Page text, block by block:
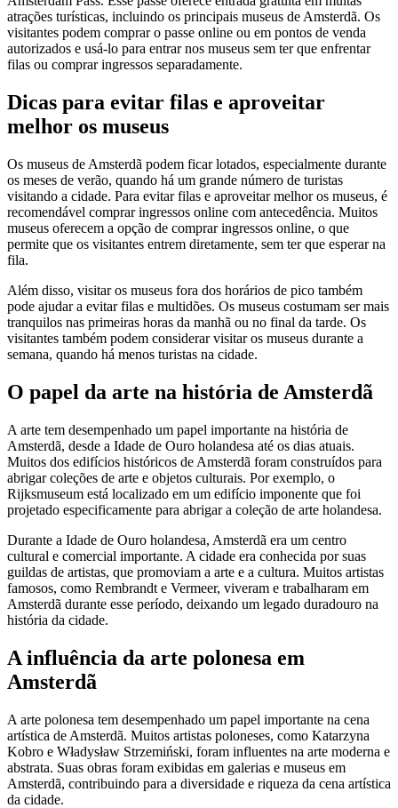
atrações turísticas, incluindo os principais museus de Amsterdã. Os
visitantes podem comprar o passe online ou em pontos de venda
autorizados e usá-lo para entrar nos museus sem ter que enfrentar
filas ou comprar ingressos separadamente.
Dicas para evitar filas e aproveitar
melhor os museus
Os museus de Amsterdã podem ficar lotados, especialmente durante
os meses de verão, quando há um grande número de turistas
visitando a cidade. Para evitar filas e aproveitar melhor os museus, é
recomendável comprar ingressos online com antecedência. Muitos
museus oferecem a opção de comprar ingressos online, o que
permite que os visitantes entrem diretamente, sem ter que esperar na
fila.
Além disso, visitar os museus fora dos horários de pico também
pode ajudar a evitar filas e multidões. Os museus costumam ser mais
tranquilos nas primeiras horas da manhã ou no final da tarde. Os
visitantes também podem considerar visitar os museus durante a
semana, quando há menos turistas na cidade.
O papel da arte na história de Amsterdã
A arte tem desempenhado um papel importante na história de
Amsterdã, desde a Idade de Ouro holandesa até os dias atuais.
Muitos dos edifícios históricos de Amsterdã foram construídos para
abrigar coleções de arte e objetos culturais. Por exemplo, o
Rijksmuseum está localizado em um edifício imponente que foi
projetado especificamente para abrigar a coleção de arte holandesa.
Durante a Idade de Ouro holandesa, Amsterdã era um centro
cultural e comercial importante. A cidade era conhecida por suas
guildas de artistas, que promoviam a arte e a cultura. Muitos artistas
famosos, como Rembrandt e Vermeer, viveram e trabalharam em
Amsterdã durante esse período, deixando um legado duradouro na
história da cidade.
A influência da arte polonesa em
Amsterdã
A arte polonesa tem desempenhado um papel importante na cena
artística de Amsterdã. Muitos artistas poloneses, como Katarzyna
Kobro e Władysław Strzemiński, foram influentes na arte moderna e
abstrata. Suas obras foram exibidas em galerias e museus em
Amsterdã, contribuindo para a diversidade e riqueza da cena artística
da cidade.